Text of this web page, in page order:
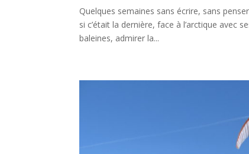
Quelques semaines sans écrire, sans
si c’était la dernière, face à l’arctique avec
baleines, admirer la...